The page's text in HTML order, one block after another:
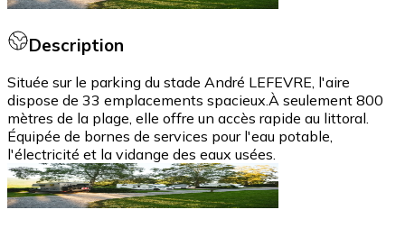
Description
Située sur le parking du stade André LEFEVRE, l'aire
dispose de 33 emplacements spacieux.​ À seulement 800
mètres de la plage, elle offre un accès rapide au littoral.​
Équipée de bornes de services pour l'eau potable,
l'électricité et la vidange des eaux usées.